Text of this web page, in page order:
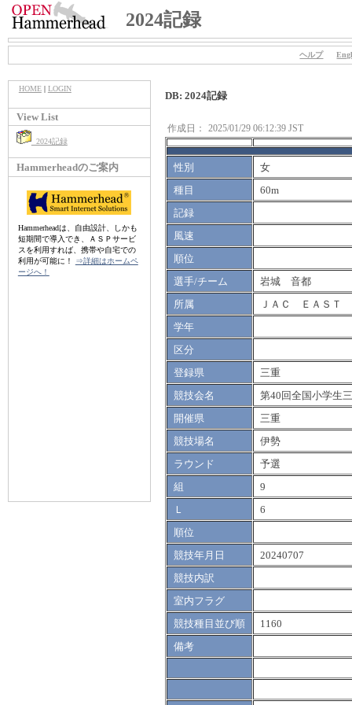
2024記録
ヘルプ
HOME| LOGIN
View List
2024記録
Hammerheadのご案内
Hammerheadは、自由設計、しかも
短期間で導入でき、ＡＳＰサービ
スを利用すれば、携帯や自宅での
利用が可能に！
⇒詳細はホームペ
ージへ！
DB: 2024記録
作成日： 2025/01/29 06:12:39 JST
性別
女
種目
60m
記録
風速
順位
選手/チーム
岩城 音都
所属
ＪＡＣ ＥＡＳＴ
学年
区分
登録県
三重
競技会名
第40回全国小学生
開催県
三重
競技場名
伊勢
ラウンド
予選
組
9
Ｌ
6
順位
競技年月日
20240707
競技内訳
室内フラグ
競技種目並び順
1160
備考